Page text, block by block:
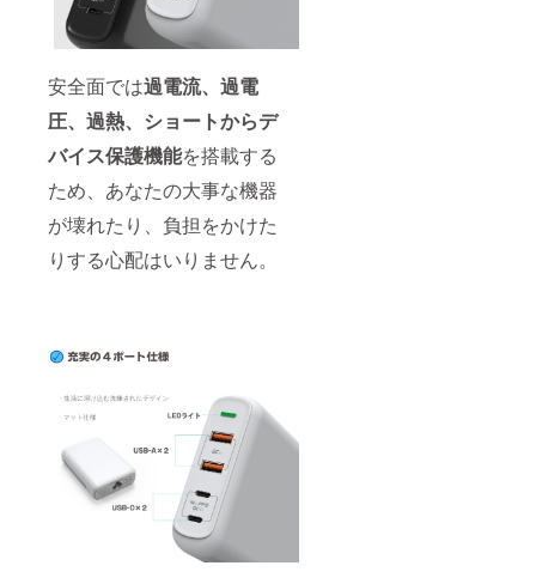
安全面では過電流、過電
圧、過熱、ショートからデ
バイス保護機能を搭載する
ため、あなたの大事な機器
が壊れたり、負担をかけた
りする心配はいりません。